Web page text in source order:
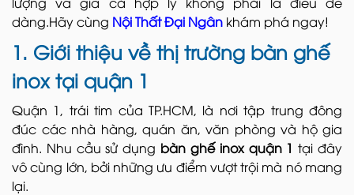
dàng.Hãy cùng Nội Thất Đại Ngân khám phá ngay!
1. Giới thiệu về thị trường bàn ghế
inox tại quận 1
Quận 1, trái tim của TP.HCM, là nơi tập trung đông
đúc các nhà hàng, quán ăn, văn phòng và hộ gia
đình. Nhu cầu sử dụng bàn ghế inox quận 1 tại đây
vô cùng lớn, bởi những ưu điểm vượt trội mà nó mang
lại.